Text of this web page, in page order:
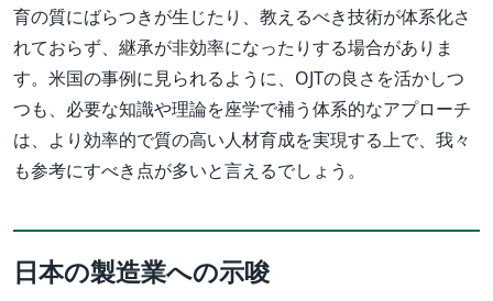
育の質にばらつきが生じたり、教えるべき技術が体系化さ
れておらず、継承が非効率になったりする場合がありま
す。米国の事例に見られるように、OJTの良さを活かしつ
つも、必要な知識や理論を座学で補う体系的なアプローチ
は、より効率的で質の高い人材育成を実現する上で、我々
も参考にすべき点が多いと言えるでしょう。
日本の製造業への示唆